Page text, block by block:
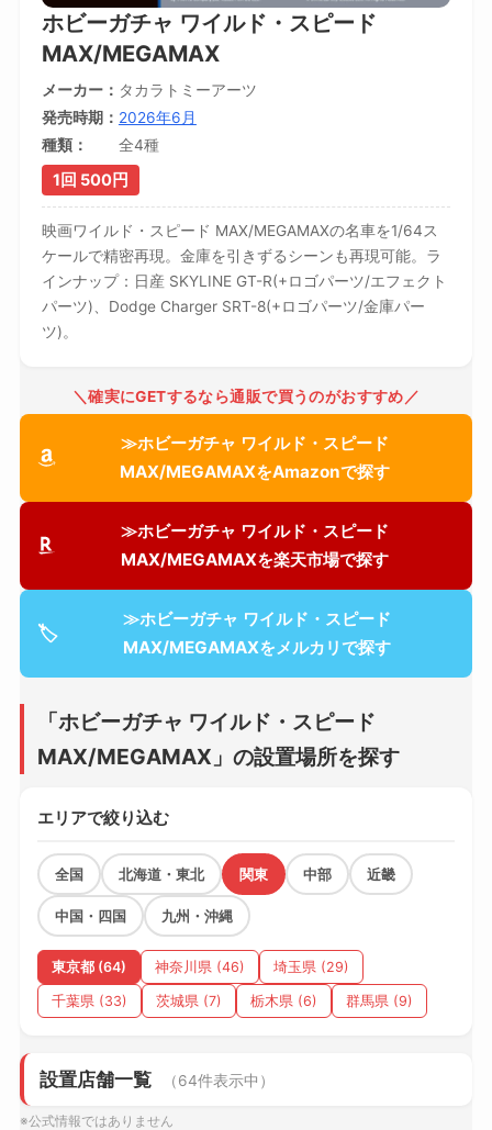
ホビーガチャ ワイルド・スピード
MAX/MEGAMAX
メーカー
タカラトミーアーツ
発売時期
2026年6月
種類
全4種
1回 500円
映画ワイルド・スピード MAX/MEGAMAXの名車を1/64ス
ケールで精密再現。金庫を引きずるシーンも再現可能。ラ
インナップ：日産 SKYLINE GT-R(+ロゴパーツ/エフェクト
パーツ)、Dodge Charger SRT-8(+ロゴパーツ/金庫パー
ツ)。
＼確実にGETするなら通販で買うのがおすすめ／
≫ホビーガチャ ワイルド・スピード
MAX/MEGAMAXをAmazonで探す
≫ホビーガチャ ワイルド・スピード
MAX/MEGAMAXを楽天市場で探す
🏷
≫ホビーガチャ ワイルド・スピード
MAX/MEGAMAXをメルカリで探す
「ホビーガチャ ワイルド・スピード
MAX/MEGAMAX」の設置場所を探す
エリアで絞り込む
全国 北海道・東北 関東 中部 近畿
中国・四国 九州・沖縄
東京都 (64) 神奈川県 (46) 埼玉県 (29)
千葉県 (33) 茨城県 (7) 栃木県 (6) 群馬県 (9)
設置店舗一覧 （64件表示中）
※公式情報ではありません